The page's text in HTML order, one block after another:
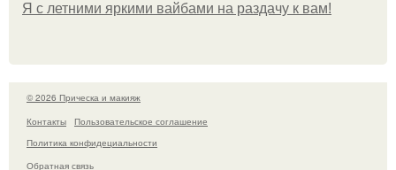
Я с летними яркими вайбами на раздачу к вам!
© 2026 Прическа и макияж
Контакты
Пользовательское соглашение
Политика конфидециальности
Обратная связь